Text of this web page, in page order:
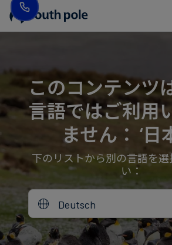
役
員
紹
介
所
地
ァ
ッ
シ
ョ
ン
エ
ル
ギ
ク
ト
を
見
る
レ
ポ
ー
ト
後
イ
ベ
Read more
Read more
Read more
Read more
Read more
このコンテンツ
言語ではご利用
ません： ‘日
下のリストから別の言語を選
い：
Deutsch